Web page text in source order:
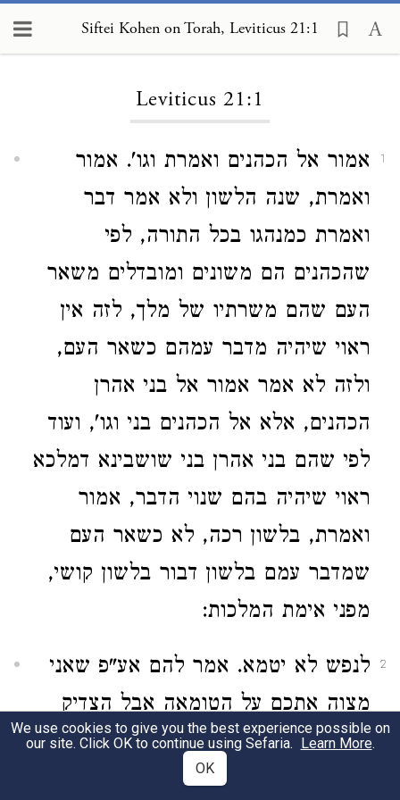
Siftei Kohen on Torah, Leviticus 21:1
Leviticus 21:1
1
אמור אל הכהנים ואמרת וגו'. אמור
ואמרת, שנה הלשון ולא אמר דבר
ואמרת כמנהגו בכל התורה, לפי
שהכהנים הם משונים ומובדלים משאר
העם שהם משרתיו של מלך, לזה אין
ראוי שיהיה מדבר עמהם כשאר העם,
ולזה לא אמר אמור אל בני אהרן
הכהנים, אלא אל הכהנים בני וגו', ועוד
לפי שהם בני אהרן בני שושבינא דמלכא
ראוי שיהיה בהם שנוי הדבר, אמור
ואמרת, בלשון רכה, לא כשאר העם
שמדבר עמם בלשון דבור בלשון קושי,
מפני אימת המלכות:
2
לנפש לא יטמא. אמר להם אע"פ שאני
מצוה אתכם על הטומאה אבל הצדיק
שיש בו נפש אחר מיתתו אין בו טומאה,
לפי שהצדיקים במיתתם הם חיים ובהם
We use cookies to give you the best experience possible on
our site. Click OK to continue using Sefaria. Learn More.
OK